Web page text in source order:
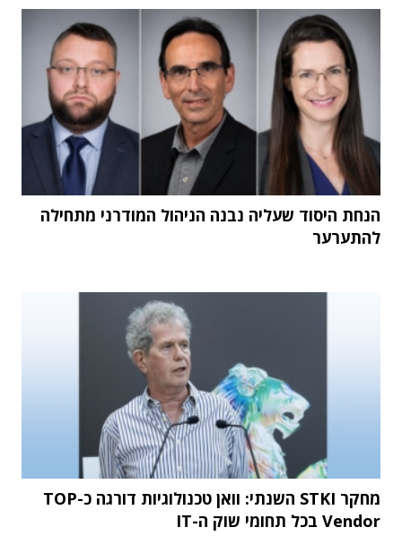
הנחת היסוד שעליה נבנה הניהול המודרני מתחילה
להתערער
מחקר STKI השנתי: וואן טכנולוגיות דורגה כ-TOP
Vendor בכל תחומי שוק ה-IT